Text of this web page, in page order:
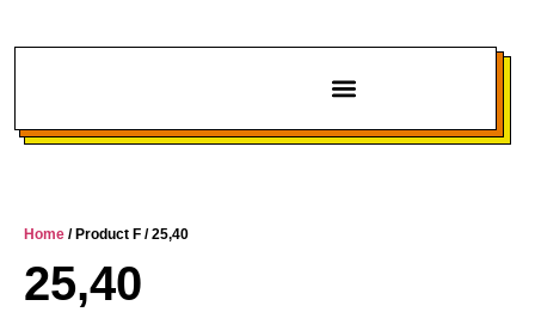
Home / Product F / 25,40
25,40